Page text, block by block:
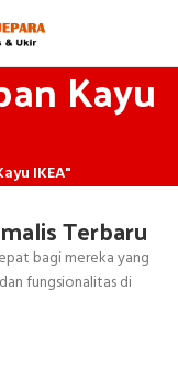
Kayu
IKEA"
Terbaru
bagi mereka yang
fungsionalitas di